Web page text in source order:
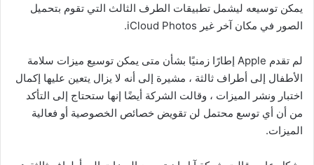
يمكن توسيعه ليشمل تطبيقات الطرف الثالث التي تقوم بتحميل
الصور في مكان آخر غير iCloud Photos.
لم تقدم Apple إطارًا زمنيًا بشأن متى يمكن توسيع ميزات سلامة
الأطفال إلى أطراف ثالثة ، مشيرة إلى أنه لا يزال يتعين عليها إكمال
اختبار ونشر الميزات ، وقالت الشركة أيضًا إنها ستحتاج إلى التأكد
من أن أي توسع محتمل لن تقويض خصائص الخصوصية أو فعالية
الميزات.